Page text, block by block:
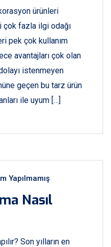
ürünleri
çok fazla ilgi odağı
pek çok kullanım
avantajları çok olan
istenmeyen
geçen bu tarz ürün
ile uyum […]
Yapılmamış
Nasıl
Son yılların en